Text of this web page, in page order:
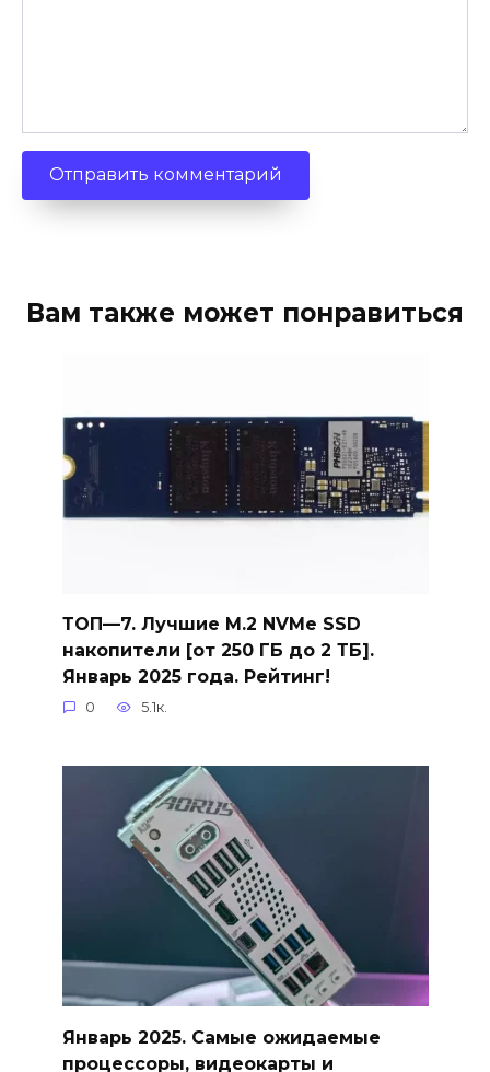
Вам также может понравиться
ТОП—7. Лучшие M.2 NVMe SSD
накопители [от 250 ГБ до 2 ТБ].
Январь 2025 года. Рейтинг!
0 5.1к.
Январь 2025. Самые ожидаемые
процессоры, видеокарты и